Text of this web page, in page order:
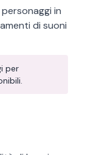
in
di suoni
per